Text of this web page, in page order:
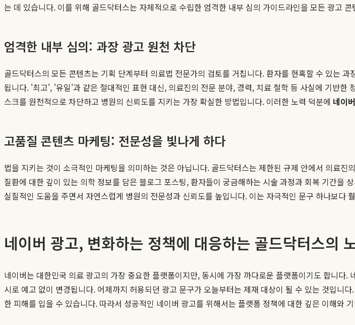
는 데 있습니다. 이를 위해 골드닥터스는 자체적으로 수립한 엄격한 내부 심의 가이드라인을 모든 광고
엄격한 내부 심의: 과장 광고 원천 차단
골드닥터스의 모든 콘텐츠는 기획 단계부터 의료법 전문가의 검토를 거칩니다. 환자를 현혹할 수 있는
됩니다. '최고', '유일'과 같은 절대적인 표현 대신, 의료진의 전문 분야, 경력, 치료 철학 등 사실에 기반
스크를 원천적으로 차단하고 병원의 신뢰도를 지키는 가장 확실한 방법입니다. 이러한 노력 덕분에 네이
고품질 콘텐츠 마케팅: 전문성을 빛나게 하다
법을 지키는 것이 소극적인 마케팅을 의미하는 것은 아닙니다. 골드닥터스는 제한된 규제 안에서 의료
질환에 대한 깊이 있는 의학 정보를 담은 블로그 포스팅, 환자들이 궁금해하는 시술 과정과 회복 기간을
실질적인 도움을 주면서 자연스럽게 병원의 전문성과 신뢰도를 높입니다. 이는 자극적인 문구 하나보다
네이버 광고, 변화하는 정책에 대응하는 골드닥터스의
네이버는 대한민국 의료 광고의 가장 중요한 플랫폼이지만, 동시에 가장 까다로운 플랫폼이기도 합니
시로 예고 없이 변경됩니다. 어제까지 허용되던 광고 문구가 오늘부터는 제재 대상이 될 수 있는 것입니
한 피해를 입을 수 있습니다. 따라서 성공적인 네이버 광고를 위해서는 플랫폼 정책에 대한 깊은 이해와